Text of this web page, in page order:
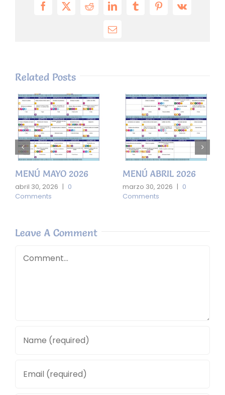
Facebook
X RedditLinkedInTumblrPinterest
Vk
Email
Related Posts
MENÚ MAYO 2026
abril 30, 2026 | 0
Comments
MENÚ ABRIL 2026
marzo 30, 2026 | 0
Comments
Leave A Comment